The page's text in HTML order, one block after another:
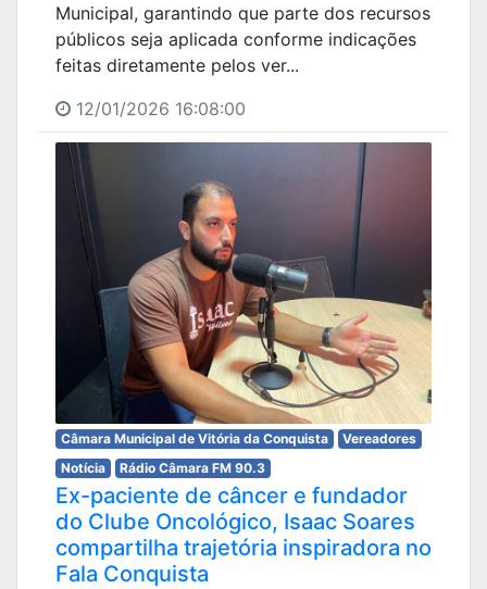
Municipal, garantindo que parte dos recursos
públicos seja aplicada conforme indicações
feitas diretamente pelos ver...
12/01/2026 16:08:00
Câmara Municipal de Vitória da Conquista
Vereadores
Notícia
Rádio Câmara FM 90.3
Ex-paciente de câncer e fundador
do Clube Oncológico, Isaac Soares
compartilha trajetória inspiradora no
Fala Conquista